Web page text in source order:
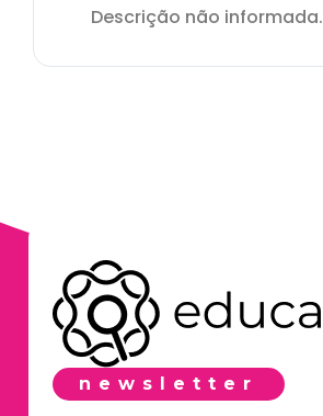
Descrição não informada.
newsletter